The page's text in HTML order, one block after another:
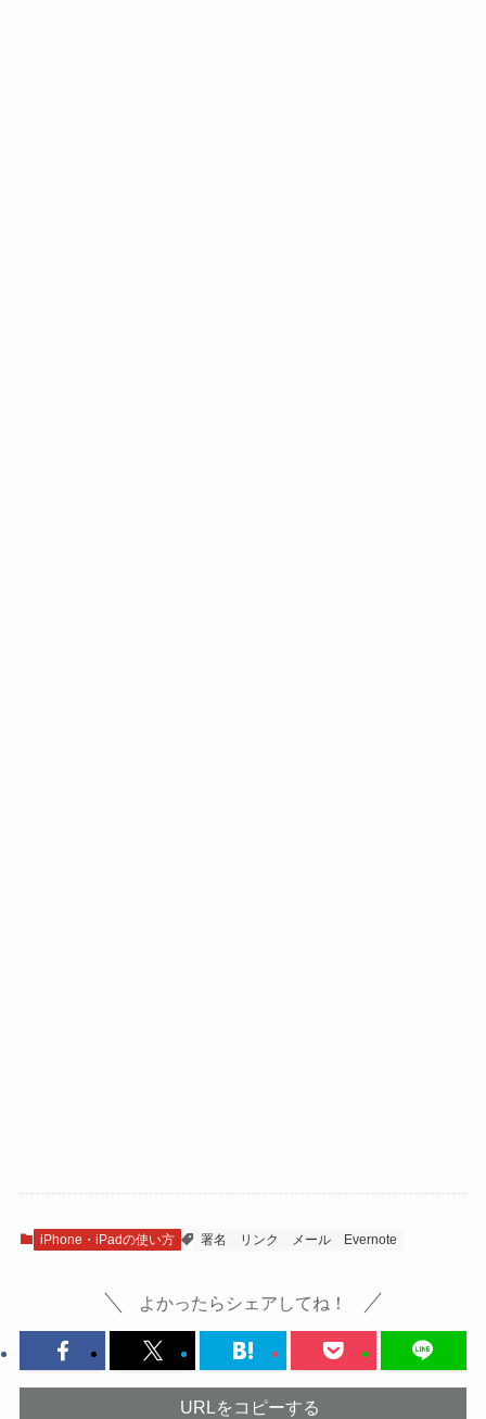
iPhone・iPadの使い方 署名 リンク メール Evernote
よかったらシェアしてね！
URLをコピーする